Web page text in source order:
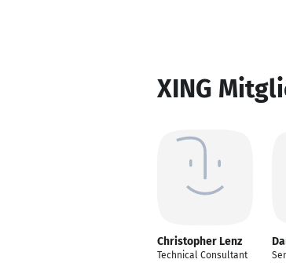
XING
Christopher Lenz
Technical Consultant